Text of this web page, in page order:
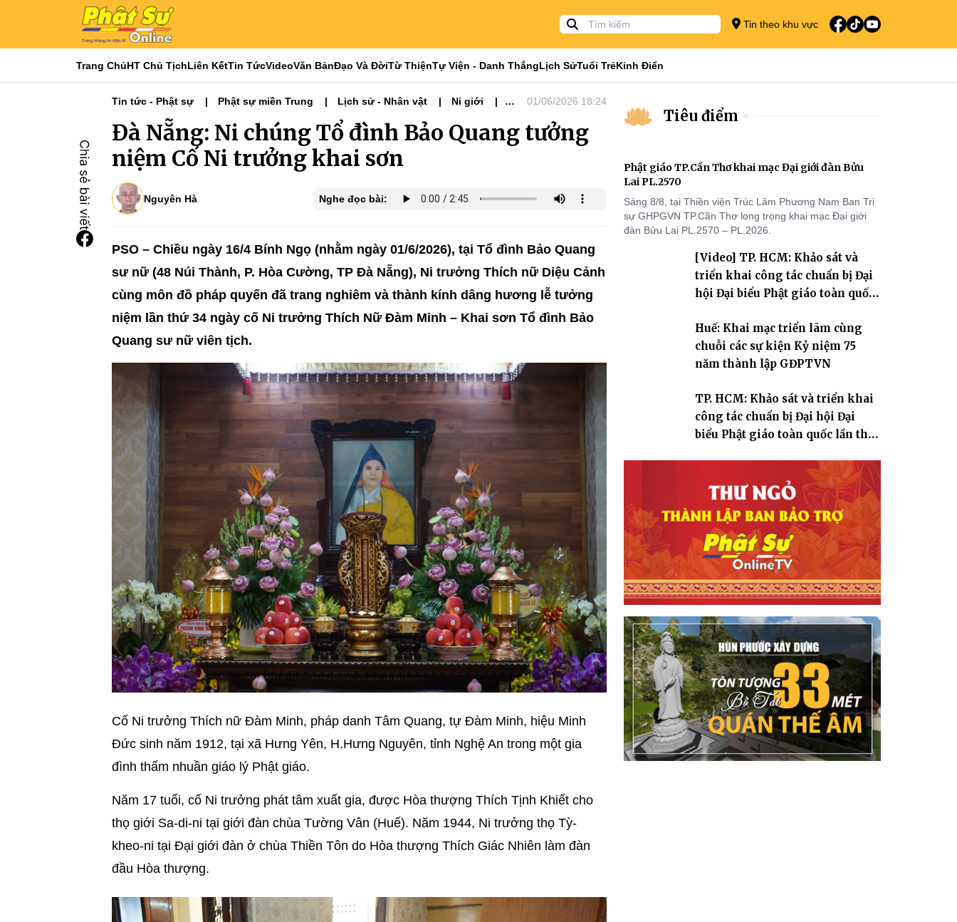
Tin theo khu vực
Trang ChủHT Chủ TịchLiên KếtTin TứcVideoVăn BảnĐạo Và ĐờiTừ ThiệnTự Viện - Danh ThắngLịch SửTuổi TrẻKinh Điển
Tin tức - Phật sự Phật sự miền Trung Lịch sử - Nhân vật
Ni giới
01/06/2026 18:24
Đà Nẵng: Ni chúng Tổ đình Bảo Quang tưởng
niệm Cố Ni trưởng khai sơn
Nguyên Hà Nghe đọc bài:
PSO – Chiều ngày 16/4 Bính Ngọ (nhằm ngày 01/6/2026), tại Tổ đình Bảo Quang
sư nữ (48 Núi Thành, P. Hòa Cường, TP Đà Nẵng), Ni trưởng Thích nữ Diệu Cảnh
cùng môn đồ pháp quyến đã trang nghiêm và thành kính dâng hương lễ tưởng
niệm lần thứ 34 ngày cố Ni trưởng Thích Nữ Đàm Minh – Khai sơn Tổ đình Bảo
Quang sư nữ viên tịch.
Cố Ni trưởng Thích nữ Đàm Minh, pháp danh Tâm Quang, tự Đàm Minh, hiệu Minh
Đức sinh năm 1912, tại xã Hưng Yên, H.Hưng Nguyên, tỉnh Nghệ An trong một gia
đình thấm nhuần giáo lý Phật giáo.
Năm 17 tuổi, cố Ni trưởng phát tâm xuất gia, được Hòa thượng Thích Tịnh Khiết cho
thọ giới Sa-di-ni tại giới đàn chùa Tường Vân (Huế). Năm 1944, Ni trưởng thọ Tỳ-
kheo-ni tại Đại giới đàn ở chùa Thiền Tôn do Hòa thượng Thích Giác Nhiên làm đàn
đầu Hòa thượng.
Tiêu điểm
Phật giáo TP.Cần Thơ khai mạc Đại giới đàn Bửu
Lai PL.2570
Sáng 8/8, tại Thiền viện Trúc Lâm Phương Nam Ban Trị
sự GHPGVN TP.Cần Thơ long trọng khai mạc Đại giới
đàn Bửu Lai PL.2570 – PL.2026.
[Video] TP. HCM: Khảo sát và
triển khai công tác chuẩn bị Đại
hội Đại biểu Phật giáo toàn quốc
Huế: Khai mạc triển lãm cùng
chuỗi các sự kiện Kỷ niệm 75
năm thành lập GĐPTVN
TP. HCM: Khảo sát và triển khai
công tác chuẩn bị Đại hội Đại
biểu Phật giáo toàn quốc lần thứ